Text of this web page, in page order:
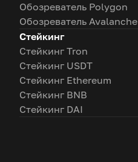
Обозреватель Polygon
Обозреватель Avalanche
Стейкинг
Стейкинг Tron
Стейкинг USDT
Стейкинг Ethereum
Стейкинг BNB
Стейкинг DAI